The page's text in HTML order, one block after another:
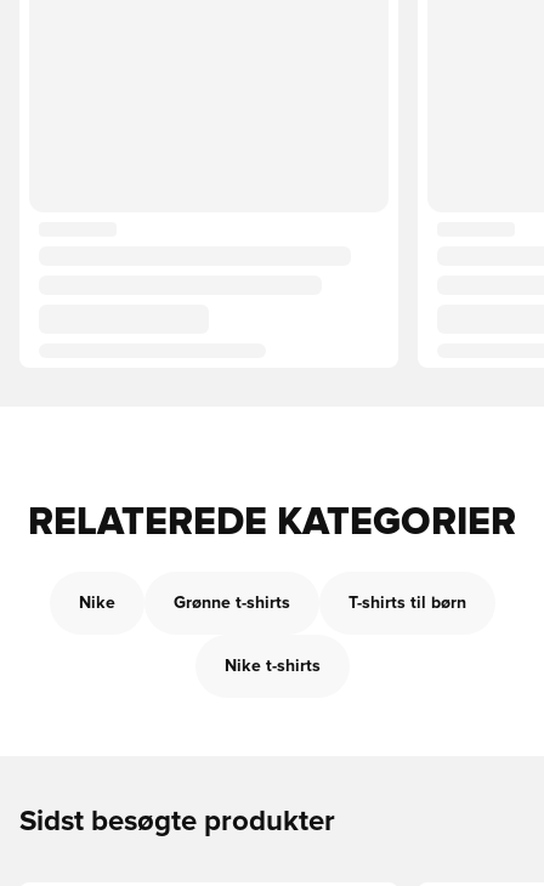
RELATEREDE KATEGORIER
Nike Grønne t-shirts T-shirts til børn
Nike t-shirts
Sidst besøgte produkter